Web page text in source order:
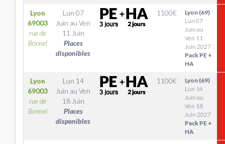
Lyon
69003
rue de
Bonnel
Lun 07
Juin au Ven
11 Juin
Places
disponibles
1100€
Lyon (69)
Lun 07
Juin au
Ven 11
Juin 2027
Pack PE +
HA
Lyon
69003
rue de
Bonnel
Lun 14
Juin au Ven
18 Juin
Places
disponibles
1100€
Lyon (69)
Lun 14
Juin au
Ven 18
Juin 2027
Pack PE +
HA